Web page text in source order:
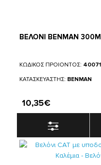
ΒΕΛΟΝΙ BENMAN
ΚΩΔΙΚΟΣ ΠΡΟΙΟΝΤΟΣ:
ΚΑΤΑΣΚΕΥΑΣΤΗΣ: BENMAN
10,35€